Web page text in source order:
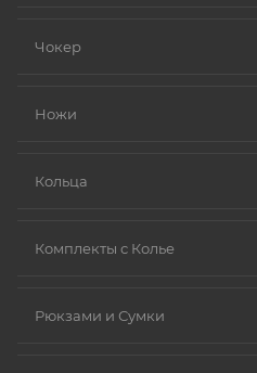
Чокер
Ножи
Кольца
Комплекты с Колье
Рюкзами и Сумки